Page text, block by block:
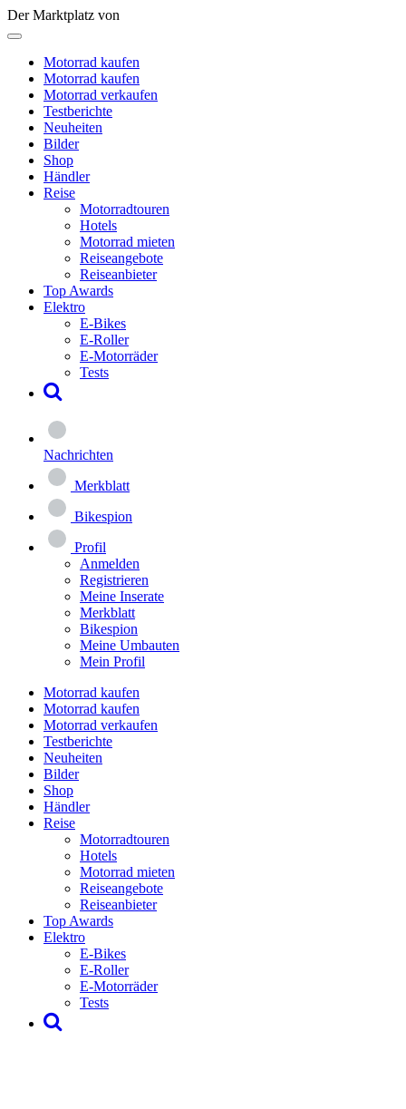
Der Marktplatz von
Motorrad kaufen
Motorrad kaufen
Motorrad verkaufen
Testberichte
Neuheiten
Bilder
Shop
Händler
Reise
Motorradtouren
Hotels
Motorrad mieten
Reiseangebote
Reiseanbieter
Top Awards
Elektro
E-Bikes
E-Roller
E-Motorräder
Tests
Nachrichten
Merkblatt
Bikespion
Profil
Anmelden
Registrieren
Meine Inserate
Merkblatt
Bikespion
Meine Umbauten
Mein Profil
Motorrad kaufen
Motorrad kaufen
Motorrad verkaufen
Testberichte
Neuheiten
Bilder
Shop
Händler
Reise
Motorradtouren
Hotels
Motorrad mieten
Reiseangebote
Reiseanbieter
Top Awards
Elektro
E-Bikes
E-Roller
E-Motorräder
Tests